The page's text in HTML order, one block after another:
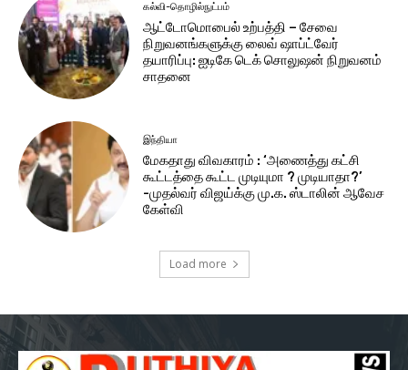
கல்வி-தொழில்நுட்பம்
ஆட்டோமொபைல் உற்பத்தி – சேவை
நிறுவனங்களுக்கு லைவ் ஷாப்ட்வேர்
தயாரிப்பு: ஐடிகே டெக் சொலுஷன் நிறுவனம்
சாதனை
இந்தியா
மேகதாது விவகாரம் : ‘அணைத்து கட்சி
கூட்டத்தை கூட்ட முடியுமா ? முடியாதா?’
-முதல்வர் விஜய்க்கு மு.க. ஸ்டாலின் ஆவேச
கேள்வி
Load more